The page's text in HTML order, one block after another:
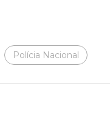
Polícia Nacional